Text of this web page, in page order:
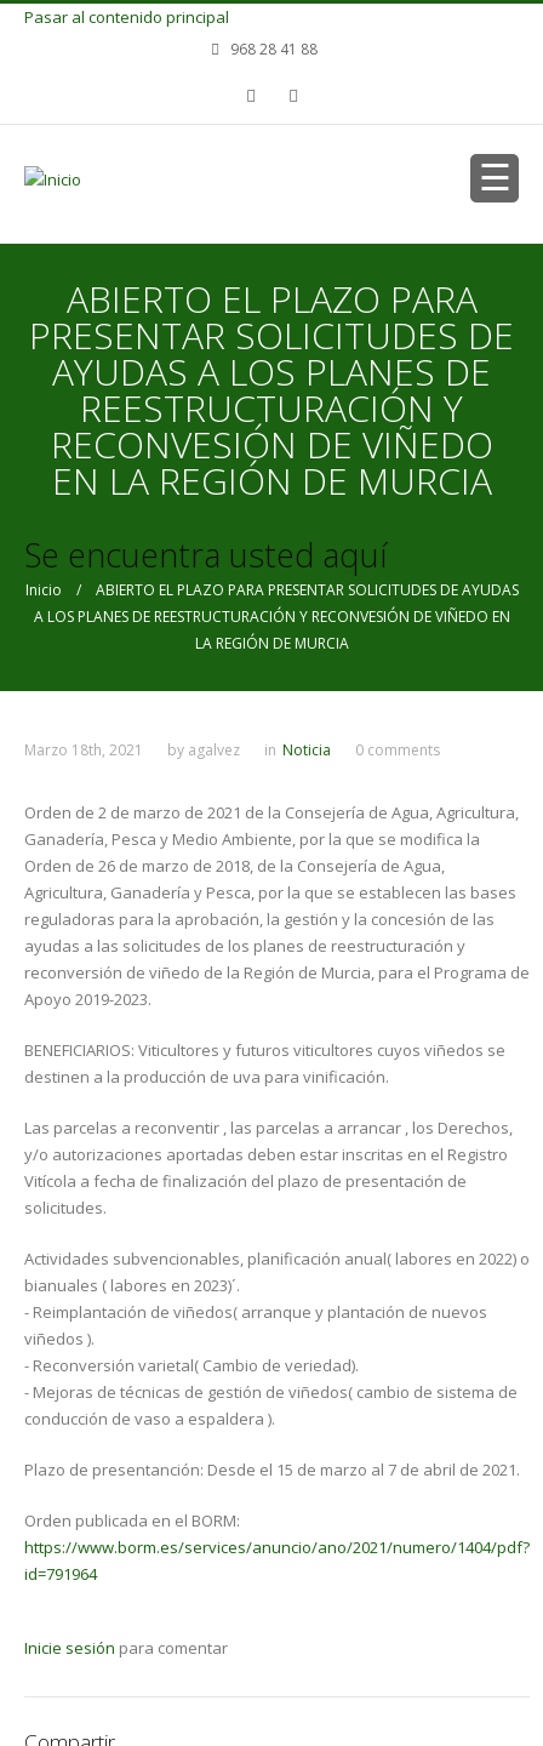
Pasar al contenido principal
968 28 41 88
ABIERTO EL PLAZO PARA
PRESENTAR SOLICITUDES DE
AYUDAS A LOS PLANES DE
REESTRUCTURACIÓN Y
RECONVESIÓN DE VIÑEDO
EN LA REGIÓN DE MURCIA
Se encuentra usted aquí
Inicio / ABIERTO EL PLAZO PARA PRESENTAR SOLICITUDES DE AYUDAS
A LOS PLANES DE REESTRUCTURACIÓN Y RECONVESIÓN DE VIÑEDO EN
LA REGIÓN DE MURCIA
Marzo 18th, 2021 by agalvez in Noticia 0 comments
Orden de 2 de marzo de 2021 de la Consejería de Agua, Agricultura,
Ganadería, Pesca y Medio Ambiente, por la que se modifica la
Orden de 26 de marzo de 2018, de la Consejería de Agua,
Agricultura, Ganadería y Pesca, por la que se establecen las bases
reguladoras para la aprobación, la gestión y la concesión de las
ayudas a las solicitudes de los planes de reestructuración y
reconversión de viñedo de la Región de Murcia, para el Programa de
Apoyo 2019-2023.
BENEFICIARIOS: Viticultores y futuros viticultores cuyos viñedos se
destinen a la producción de uva para vinificación.
Las parcelas a reconventir , las parcelas a arrancar , los Derechos,
y/o autorizaciones aportadas deben estar inscritas en el Registro
Vitícola a fecha de finalización del plazo de presentación de
solicitudes.
Actividades subvencionables, planificación anual( labores en 2022) o
bianuales ( labores en 2023)´.
- Reimplantación de viñedos( arranque y plantación de nuevos
viñedos ).
- Reconversión varietal( Cambio de veriedad).
- Mejoras de técnicas de gestión de viñedos( cambio de sistema de
conducción de vaso a espaldera ).
Plazo de presentanción: Desde el 15 de marzo al 7 de abril de 2021.
Orden publicada en el BORM:
https://www.borm.es/services/anuncio/ano/2021/numero/1404/pdf?
id=791964
Inicie sesión para comentar